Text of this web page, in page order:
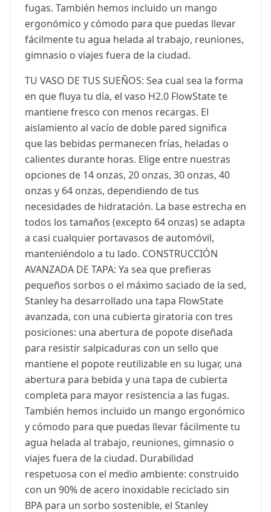
fugas. También hemos incluido un mango
ergonómico y cómodo para que puedas llevar
fácilmente tu agua helada al trabajo, reuniones,
gimnasio o viajes fuera de la ciudad.
TU VASO DE TUS SUEÑOS: Sea cual sea la forma
en que fluya tu día, el vaso H2.0 FlowState te
mantiene fresco con menos recargas. El
aislamiento al vacío de doble pared significa
que las bebidas permanecen frías, heladas o
calientes durante horas. Elige entre nuestras
opciones de 14 onzas, 20 onzas, 30 onzas, 40
onzas y 64 onzas, dependiendo de tus
necesidades de hidratación. La base estrecha en
todos los tamaños (excepto 64 onzas) se adapta
a casi cualquier portavasos de automóvil,
manteniéndolo a tu lado. CONSTRUCCIÓN
AVANZADA DE TAPA: Ya sea que prefieras
pequeños sorbos o el máximo saciado de la sed,
Stanley ha desarrollado una tapa FlowState
avanzada, con una cubierta giratoria con tres
posiciones: una abertura de popote diseñada
para resistir salpicaduras con un sello que
mantiene el popote reutilizable en su lugar, una
abertura para bebida y una tapa de cubierta
completa para mayor resistencia a las fugas.
También hemos incluido un mango ergonómico
y cómodo para que puedas llevar fácilmente tu
agua helada al trabajo, reuniones, gimnasio o
viajes fuera de la ciudad. Durabilidad
respetuosa con el medio ambiente: construido
con un 90% de acero inoxidable reciclado sin
BPA para un sorbo sostenible, el Stanley